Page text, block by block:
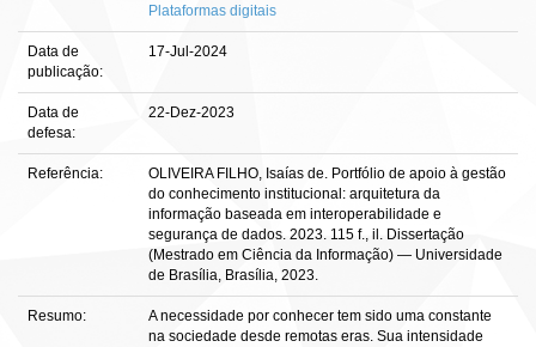
Plataformas digitais
Data de
publicação:
17-Jul-2024
Data de
defesa:
22-Dez-2023
Referência:
OLIVEIRA FILHO, Isaías de. Portfólio de apoio à gestão
do conhecimento institucional: arquitetura da
informação baseada em interoperabilidade e
segurança de dados. 2023. 115 f., il. Dissertação
(Mestrado em Ciência da Informação) — Universidade
de Brasília, Brasília, 2023.
Resumo:
A necessidade por conhecer tem sido uma constante
na sociedade desde remotas eras. Sua intensidade